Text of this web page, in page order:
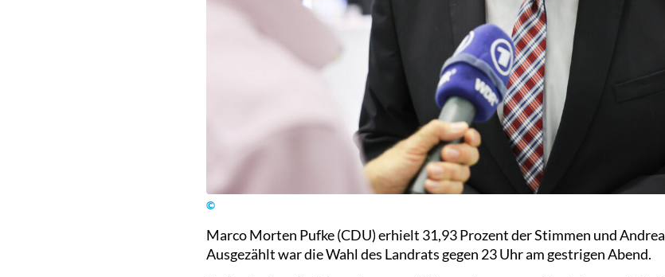
©
Marco Morten Pufke (CDU) erhielt 31,93 Prozent der Stimmen und
Ausgezählt war die Wahl des Landrats gegen 23 Uhr am gestrigen Abend.